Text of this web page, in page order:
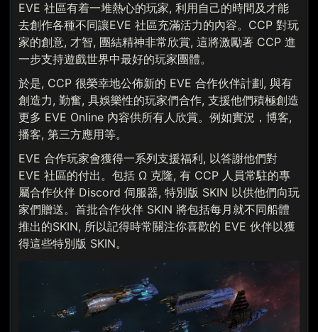
EVE 社區有着一堆熱心的玩家, 利用自己的時間及才能
去創作各種不同讓EVE 社區充滿活力的內容。CCP 對玩
家的創意, 才智, 團結精神非常欣賞, 這將激勵著 CCP 進
一步支持遊戲世界中最好的玩家團體。
於是, CCP 很榮幸地公佈新的 EVE 合作伙伴計劃, 與有
創造力, 勤奮, 具娛樂性的玩家們合作, 支援他們積極創造
更多 EVE Online 內容供所有人欣賞。例如實況，博客,
播客, 第三方應用等。
EVE 合作玩家會獲得一系列支援福利, 以答謝他們對
EVE 社區的付出。包括 Ω 克隆, 有 CCP 人員常駐的專
屬合作伙伴 Discord 伺服器, 特別版 SKIN 以供他們向玩
家們贈送。首批合作伙伴 SKIN 將包括每月就不同船體
推出的SKIN, 所以記得時常關注你喜歡的 EVE 伙伴以獲
得這些特別版 SKIN。